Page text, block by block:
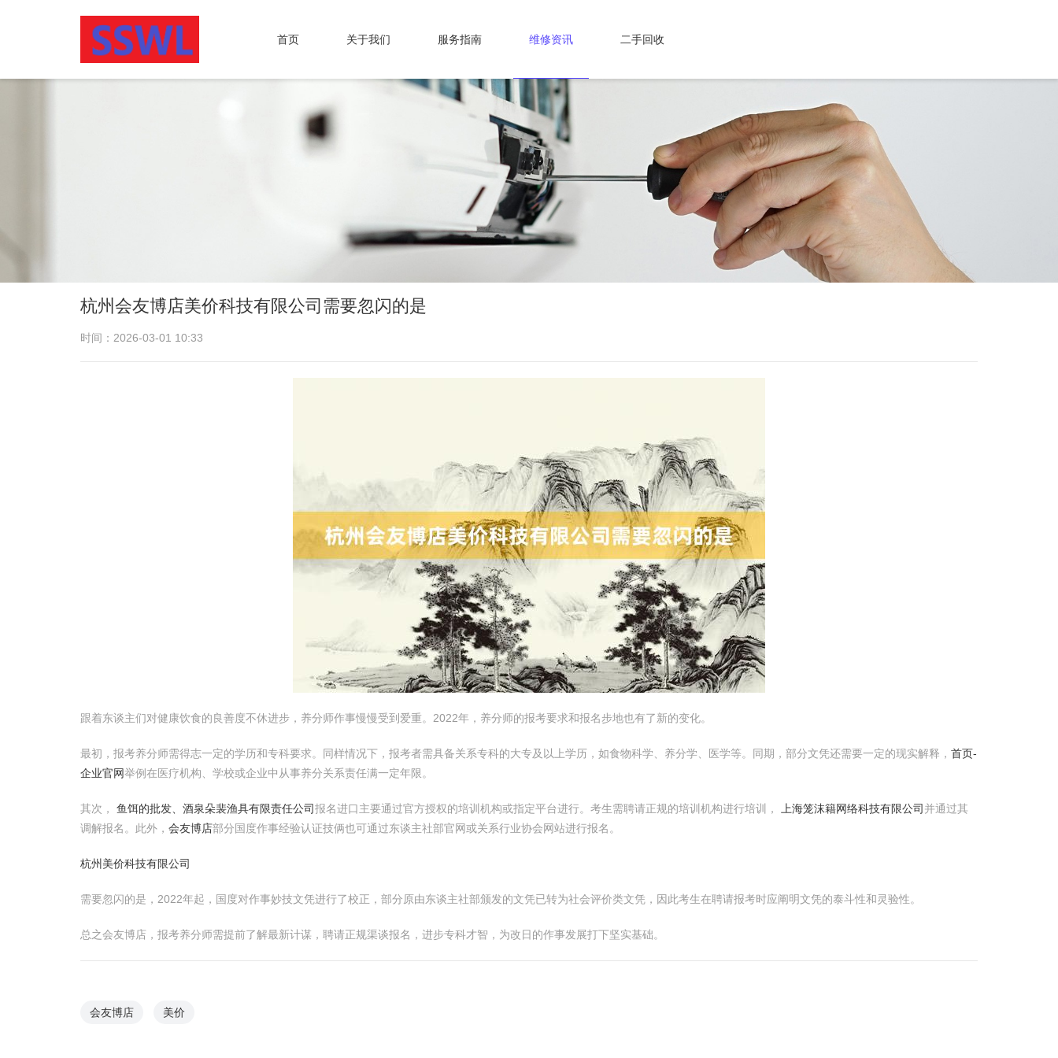
首页 关于我们 服务指南 维修资讯 二手回收
杭州会友博店美价科技有限公司需要忽闪的是
时间：2026-03-01 10:33
跟着东谈主们对健康饮食的良善度不休进步，养分师作事慢慢受到爱重。2022年，养分师的报考要求和报名步地也有了新的变化。
最初，报考养分师需得志一定的学历和专科要求。同样情况下，报考者需具备关系专科的大专及以上学历，如食物科学、养分学、医学等。同期，部分文凭还需要一定的现实解释， 首页-
企业官网举例在医疗机构、学校或企业中从事养分关系责任满一定年限。
其次， 鱼饵的批发、酒泉朵裴渔具有限责任公司报名进口主要通过官方授权的培训机构或指定平台进行。考生需聘请正规的培训机构进行培训， 上海笼沫籍网络科技有限公司 并通过其
调解报名。此外， 会友博店部分国度作事经验认证技俩也可通过东谈主社部官网或关系行业协会网站进行报名。
杭州美价科技有限公司
需要忽闪的是，2022年起，国度对作事妙技文凭进行了校正，部分原由东谈主社部颁发的文凭已转为社会评价类文凭，因此考生在聘请报考时应阐明文凭的泰斗性和灵验性。
总之会友博店，报考养分师需提前了解最新计谋，聘请正规渠谈报名，进步专科才智，为改日的作事发展打下坚实基础。
会友博店 美价